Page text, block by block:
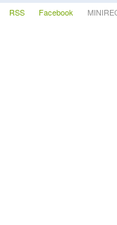
RSS Facebook